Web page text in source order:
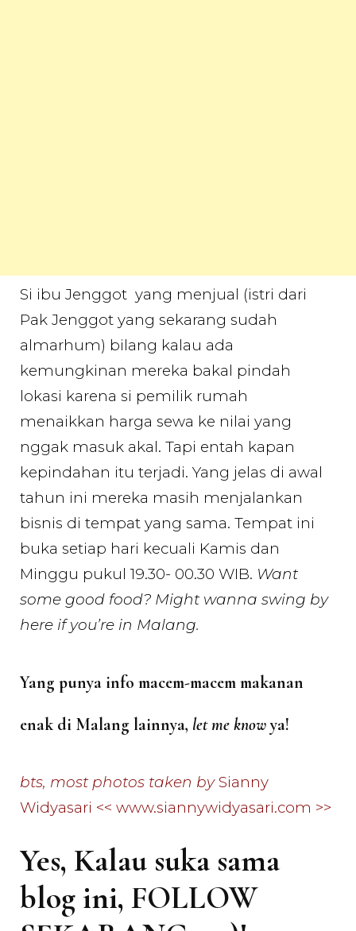
Si ibu Jenggot yang menjual (istri dari
Pak Jenggot yang sekarang sudah
almarhum) bilang kalau ada
kemungkinan mereka bakal pindah
lokasi karena si pemilik rumah
menaikkan harga sewa ke nilai yang
nggak masuk akal. Tapi entah kapan
kepindahan itu terjadi. Yang jelas di awal
tahun ini mereka masih menjalankan
bisnis di tempat yang sama. Tempat ini
buka setiap hari kecuali Kamis dan
Minggu pukul 19.30- 00.30 WIB. Want
some good food? Might wanna swing by
here if you’re in Malang.
Yang punya info macem-macem makanan
enak di Malang lainnya, let me knowya!
bts, most photos taken bySianny
Widyasari << www.siannywidyasari.com >>
Yes, Kalau suka sama
blog ini, FOLLOW